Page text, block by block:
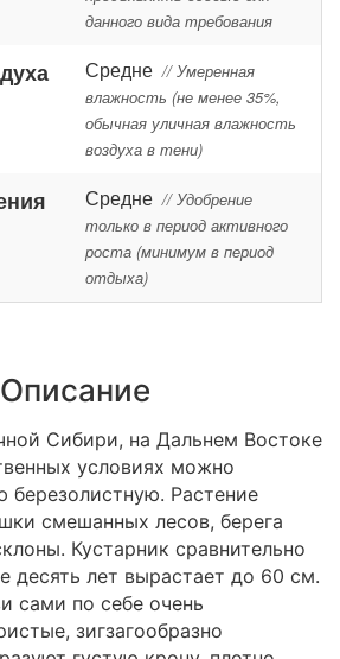
данного вида требования
Средне // Умеренная
влажность (не менее 35%,
обычная уличная влажность
воздуха в тени)
Средне // Удобрение
только в период активного
роста (минимум в период
отдыха)
Описание
Сибири, на Дальнем Востоке
условиях можно
березолистную. Растение
смешанных лесов, берега
Кустарник сравнительно
десять лет вырастает до 60 см.
сами по себе очень
зигзагообразно